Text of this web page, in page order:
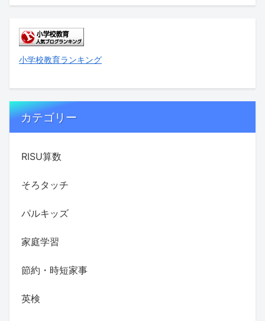
小学校教育ランキング
カテゴリー
RISU算数
そろタッチ
パルキッズ
家庭学習
節約・時短家事
英検